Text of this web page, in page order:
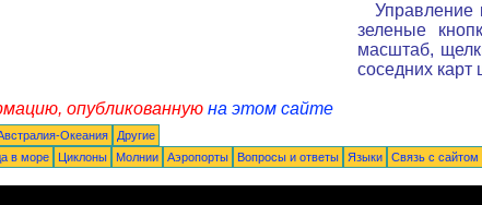
Управление
зеленые
масштаб,
соседних карт
опубликованную на этом сайте
Океания
Другие
в море Циклоны Молнии Аэропорты Вопросы и ответы Языки Связь с сайтом